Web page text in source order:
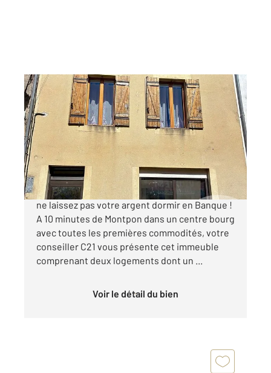
MONTPON MENESTEROL 24
115 m
, 5 pièces
Ref : 10694
Maison à vendre
139 500 €
Immeuble de rapport, avis aux investisseurs
ne laissez pas votre argent dormir en Banque !
A 10 minutes de Montpon dans un centre bourg
avec toutes les premières commodités, votre
conseiller C21 vous présente cet immeuble
comprenant deux logements dont un ...
Voir le détail du bien